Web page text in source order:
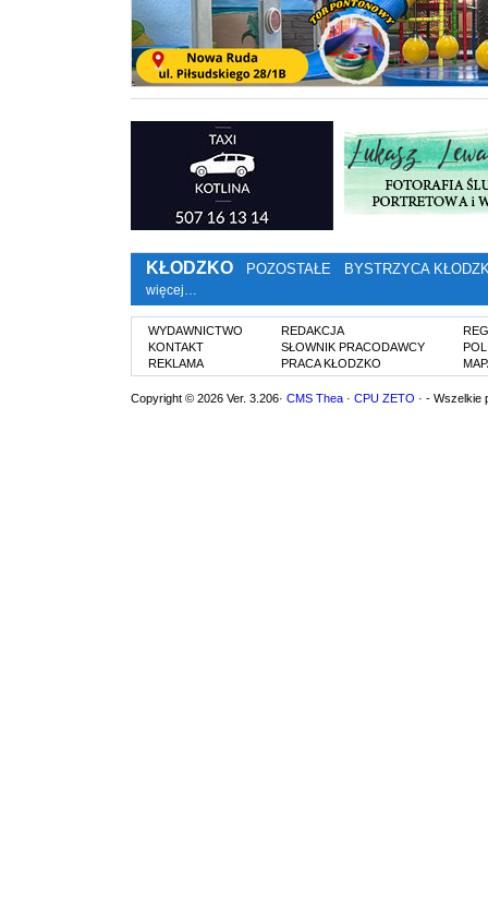
KŁODZKO POZOSTAŁE BYSTRZYCA
więcej…
WYDAWNICTWO
KONTAKT
REKLAMA
REDAKCJA
SŁOWNIK PRACODAWCY
PRACA KŁODZKO
Copyright © 2026 Ver. 3.206· CMS Thea · CPU ZETO · - Wszelkie